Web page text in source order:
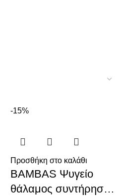
-15%
Προσθήκη στο καλάθι
BAMBAS Ψυγείο
θάλαμος συντήρηση